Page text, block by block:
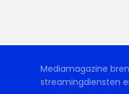
Mediamagazine
streamingdiensten